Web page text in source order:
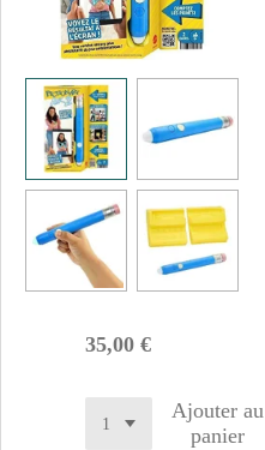
35,00 €
Ajouter au
panier